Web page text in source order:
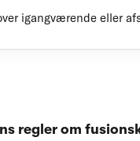
igangværende eller
regler om